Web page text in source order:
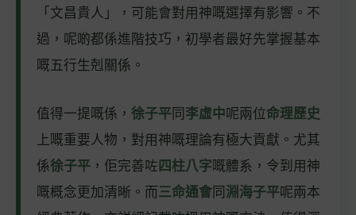
「文昌貴人」，可能會對用神嘅選擇有影響。不
過，呢啲都係進階技巧，初學者最好先掌握基本
嘅五行生剋關係。
值得一提嘅係， 徐子平 同 李虛中呢兩位命理歷史
上嘅重要人物，對用神嘅理論有極大貢獻。尤其
係徐子平 ，佢完善咗 四柱八字嘅體系，令到用神
嘅概念更加清晰。而三命通會 同 淵海子平呢兩本